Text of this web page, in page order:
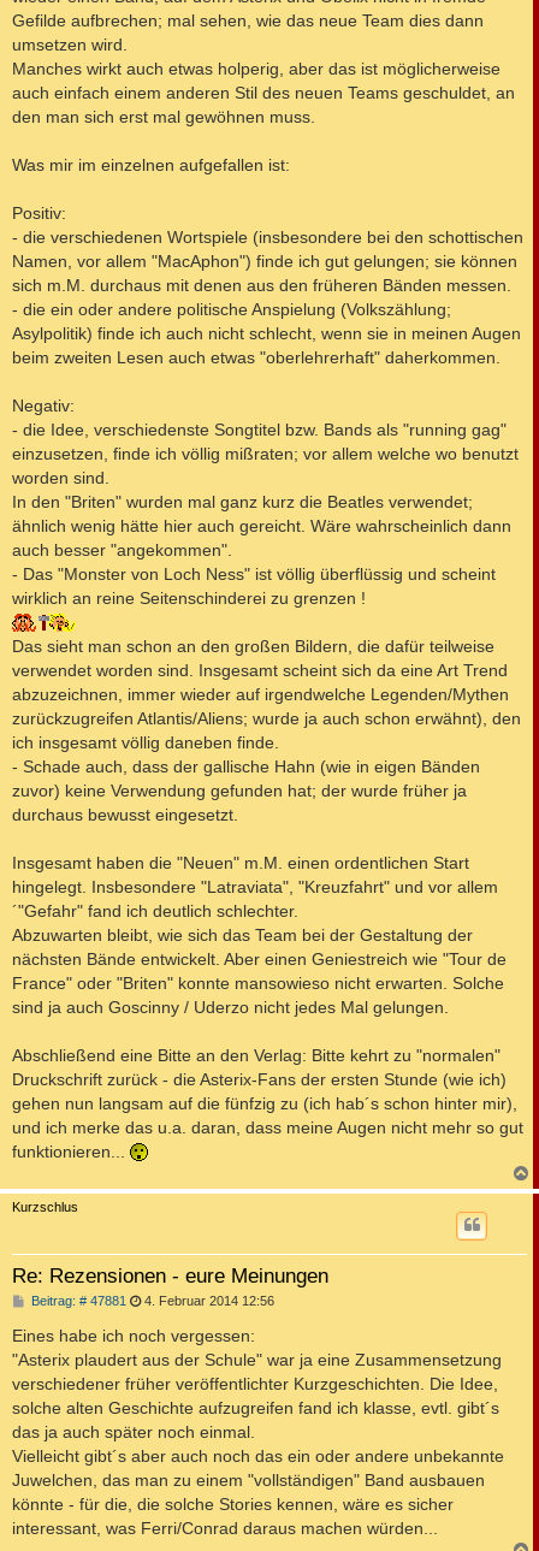
Gefilde aufbrechen; mal sehen, wie das neue Team dies dann
umsetzen wird.
Manches wirkt auch etwas holperig, aber das ist möglicherweise
auch einfach einem anderen Stil des neuen Teams geschuldet, an
den man sich erst mal gewöhnen muss.
Was mir im einzelnen aufgefallen ist:
Positiv:
- die verschiedenen Wortspiele (insbesondere bei den schottischen
Namen, vor allem "MacAphon") finde ich gut gelungen; sie können
sich m.M. durchaus mit denen aus den früheren Bänden messen.
- die ein oder andere politische Anspielung (Volkszählung;
Asylpolitik) finde ich auch nicht schlecht, wenn sie in meinen Augen
beim zweiten Lesen auch etwas "oberlehrerhaft" daherkommen.
Negativ:
- die Idee, verschiedenste Songtitel bzw. Bands als "running gag"
einzusetzen, finde ich völlig mißraten; vor allem welche wo benutzt
worden sind.
In den "Briten" wurden mal ganz kurz die Beatles verwendet;
ähnlich wenig hätte hier auch gereicht. Wäre wahrscheinlich dann
auch besser "angekommen".
- Das "Monster von Loch Ness" ist völlig überflüssig und scheint
wirklich an reine Seitenschinderei zu grenzen !
Das sieht man schon an den großen Bildern, die dafür teilweise
verwendet worden sind. Insgesamt scheint sich da eine Art Trend
abzuzeichnen, immer wieder auf irgendwelche Legenden/Mythen
zurückzugreifen Atlantis/Aliens; wurde ja auch schon erwähnt), den
ich insgesamt völlig daneben finde.
- Schade auch, dass der gallische Hahn (wie in eigen Bänden
zuvor) keine Verwendung gefunden hat; der wurde früher ja
durchaus bewusst eingesetzt.
Insgesamt haben die "Neuen" m.M. einen ordentlichen Start
hingelegt. Insbesondere "Latraviata", "Kreuzfahrt" und vor allem
´"Gefahr" fand ich deutlich schlechter.
Abzuwarten bleibt, wie sich das Team bei der Gestaltung der
nächsten Bände entwickelt. Aber einen Geniestreich wie "Tour de
France" oder "Briten" konnte mansowieso nicht erwarten. Solche
sind ja auch Goscinny / Uderzo nicht jedes Mal gelungen.
Abschließend eine Bitte an den Verlag: Bitte kehrt zu "normalen"
Druckschrift zurück - die Asterix-Fans der ersten Stunde (wie ich)
gehen nun langsam auf die fünfzig zu (ich hab´s schon hinter mir),
und ich merke das u.a. daran, dass meine Augen nicht mehr so gut
funktionieren...
a
Kurzschlus
Re: Rezensionen - eure Meinungen
Beitrag: # 47881 B
r
a
g
4. Februar 2014 12:56
Eines habe ich noch vergessen:
"Asterix plaudert aus der Schule" war ja eine Zusammensetzung
verschiedener früher veröffentlichter Kurzgeschichten. Die Idee,
solche alten Geschichte aufzugreifen fand ich klasse, evtl. gibt´s
das ja auch später noch einmal.
Vielleicht gibt´s aber auch noch das ein oder andere unbekannte
Juwelchen, das man zu einem "vollständigen" Band ausbauen
könnte - für die, die solche Stories kennen, wäre es sicher
interessant, was Ferri/Conrad daraus machen würden...